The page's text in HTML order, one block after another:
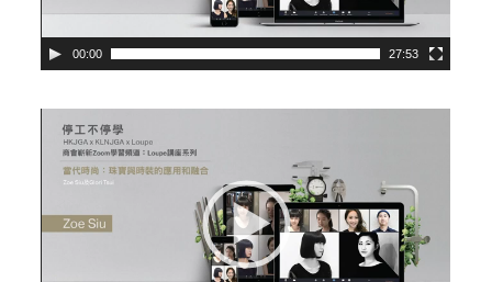
00:00 27:53
Player